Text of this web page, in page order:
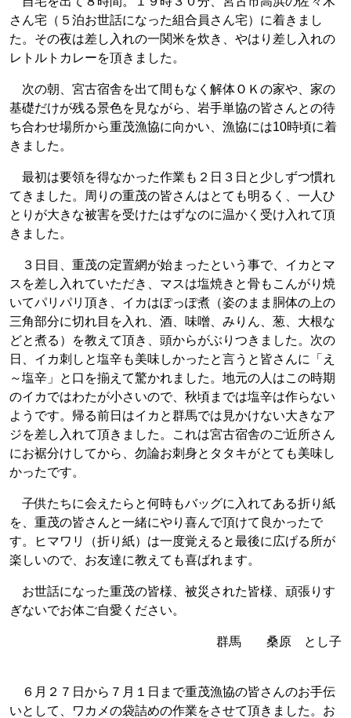
さん宅（５泊お世話になった組合員さん宅）に着きまし
た。その夜は差し入れの一関米を炊き、やはり差し入れの
レトルトカレーを頂きました。
次の朝、宮古宿舎を出て間もなく解体ＯＫの家や、家の
基礎だけが残る景色を見ながら、岩手単協の皆さんとの待
ち合わせ場所から重茂漁協に向かい、漁協には10時頃に着
きました。
最初は要領を得なかった作業も２日３日と少しずつ慣れ
てきました。周りの重茂の皆さんはとても明るく、一人ひ
とりが大きな被害を受けたはずなのに温かく受け入れて頂
きました。
３日目、重茂の定置網が始まったという事で、イカとマ
スを差し入れていただき、マスは塩焼きと骨もこんがり焼
いてパリパリ頂き、イカはぽっぽ煮（姿のまま胴体の上の
三角部分に切れ目を入れ、酒、味噌、みりん、葱、大根な
どと煮る）を教えて頂き、頭からがぶりつきました。次の
日、イカ刺しと塩辛も美味しかったと言うと皆さんに「え
～塩辛」と口を揃えて驚かれました。地元の人はこの時期
のイカではわたが小さいので、秋頃までは塩辛は作らない
ようです。帰る前日はイカと群馬では見かけない大きなア
ジを差し入れて頂きました。これは宮古宿舎のご近所さん
にお裾分けしてから、勿論お刺身とタタキがとても美味し
かったです。
子供たちに会えたらと何時もバッグに入れてある折り紙
を、重茂の皆さんと一緒にやり喜んで頂けて良かったで
す。ヒマワリ（折り紙）は一度覚えると最後に広げる所が
楽しいので、お友達に教えても喜ばれます。
お世話になった重茂の皆様、被災された皆様、頑張りす
ぎないでお体ご自愛ください。
群馬 桑原 とし子
６月２７日から７月１日まで重茂漁協の皆さんのお手伝
いとして、ワカメの袋詰めの作業をさせて頂きました。お